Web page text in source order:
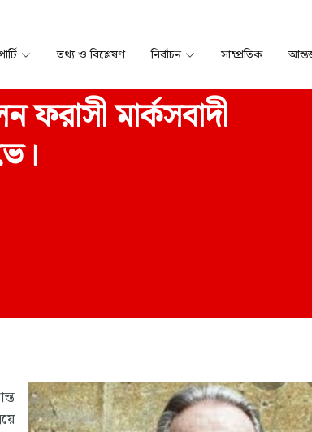
তথ্য ও বিশ্লেষণ নির্বাচন সাম্প্রতিক
মার্কসবাদী